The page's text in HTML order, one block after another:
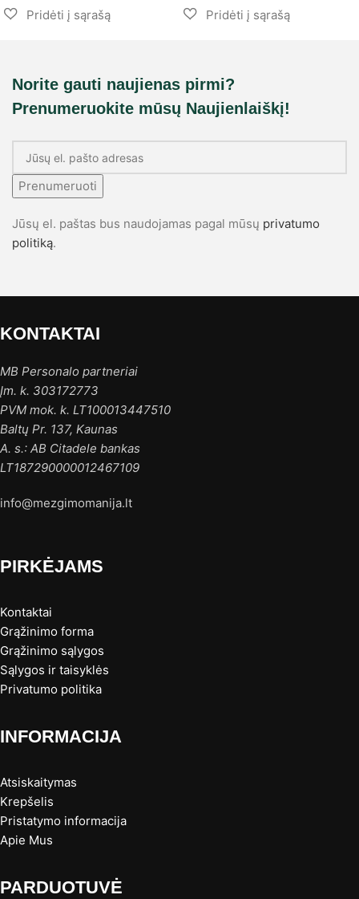
Norite gauti naujienas pirmi?
Prenumeruokite mūsų Naujienlaiškį!
Prenumeruoti
Jūsų el. paštas bus naudojamas pagal mūsų privatumo
politiką.
KONTAKTAI
MB Personalo partneriai
Įm. k. 303172773
PVM mok. k. LT100013447510
Baltų Pr. 137, Kaunas
A. s.: AB Citadele bankas
LT187290000012467109
info@mezgimomanija.lt
PIRKĖJAMS
Kontaktai
Grąžinimo forma
Grąžinimo sąlygos
Sąlygos ir taisyklės
Privatumo politika
INFORMACIJA
Atsiskaitymas
Krepšelis
Pristatymo informacija
Apie Mus
PARDUOTUVĖ